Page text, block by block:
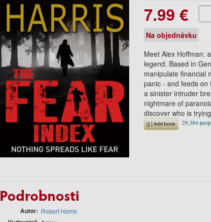
7.99 €
Na objednávku
Meet Alex Hoffman:
legend. Based in
manipulate financial
panic - and feeds on
a sinister intruder
nightmare of
discover who is
Podrobnosti
Autor Robert Harris